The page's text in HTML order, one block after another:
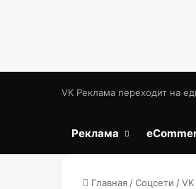
VK Реклама переходит на
Реклама
Главная /Соцсети /